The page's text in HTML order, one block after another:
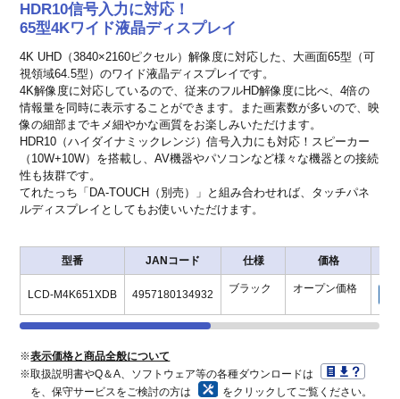
HDR10信号入力に対応！
65型4Kワイド液晶ディスプレイ
4K UHD（3840×2160ピクセル）解像度に対応した、大画面65型（可
視領域64.5型）のワイド液晶ディスプレイです。
4K解像度に対応しているので、従来のフルHD解像度に比べ、4倍の
情報量を同時に表示することができます。また画素数が多いので、映
像の細部までキメ細やかな画質をお楽しみいただけます。
HDR10（ハイダイナミックレンジ）信号入力にも対応！スピーカー
（10W+10W）を搭載し、AV機器やパソコンなど様々な機器との接続
性も抜群です。
てれたっち「 DA-TOUCH （別売）」と組み合わせれば、タッチパネ
ルディスプレイとしてもお使いいただけます。
型番 JANコード 仕様 価格
LCD-M4K651XDB 4957180134932 ブラック オープン価格
※表示価格と商品全般について
※取扱説明書やQ＆A、ソフトウェア等の各種ダウンロードは
を、保守サービスをご検討の方は
をクリックしてご覧ください。